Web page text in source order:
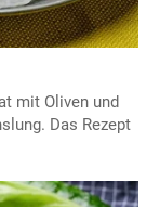
mit Oliven und
Das Rezept